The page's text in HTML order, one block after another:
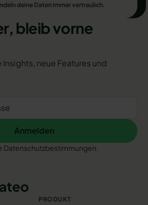
deine Daten immer vertraulich.
bleib vorne
Insights, neue Features und
Anmelden
Datenschutzbestimmungen.
PRODUKT